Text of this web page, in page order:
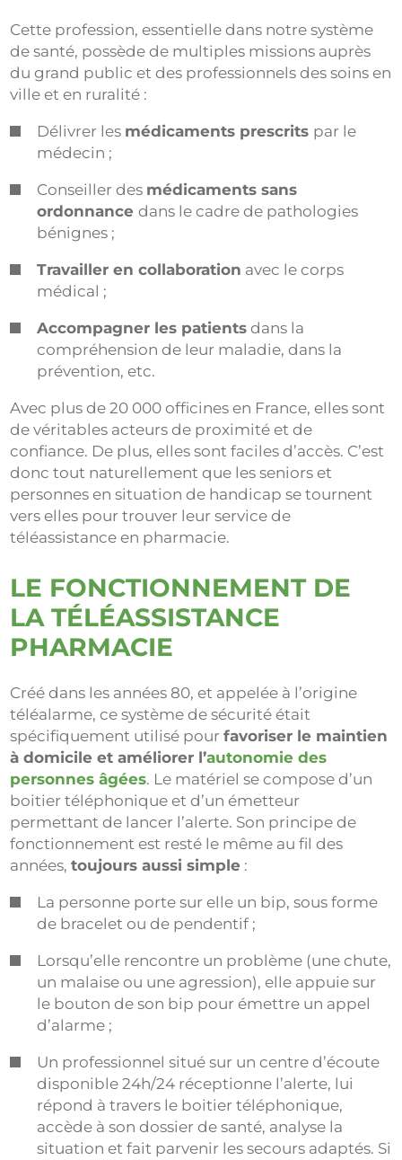
Cette profession, essentielle dans notre système
de santé, possède de multiples missions auprès
du grand public et des professionnels des soins en
ville et en ruralité :
Délivrer les médicaments prescrits par le
médecin ;
Conseiller des médicaments sans
ordonnancedans le cadre de pathologies
bénignes ;
Travailler en collaboration avec le corps
médical ;
Accompagner les patients dans la
compréhension de leur maladie, dans la
prévention, etc.
Avec plus de 20 000 officines en France, elles sont
de véritables acteurs de proximité et de
confiance. De plus, elles sont faciles d’accès. C’est
donc tout naturellement que les seniors et
personnes en situation de handicap se tournent
vers elles pour trouver leur service de
téléassistance en pharmacie.
LE FONCTIONNEMENT DE
LA TÉLÉASSISTANCE
PHARMACIE
Créé dans les années 80, et appelée à l’origine
téléalarme, ce système de sécurité était
spécifiquement utilisé pourfavoriser le maintien
à domicile et améliorer l’autonomie des
personnes âgées. Le matériel se compose d’un
boitier téléphonique et d’un émetteur
permettant de lancer l’alerte. Son principe de
fonctionnement est resté le même au fil des
années,toujours aussi simple :
La personne porte sur elle un bip, sous forme
de bracelet ou de pendentif ;
Lorsqu’elle rencontre un problème (une chute,
un malaise ou une agression), elle appuie sur
le bouton de son bip pour émettre un appel
d’alarme ;
Un professionnel situé sur un centre d’écoute
disponible 24h/24 réceptionne l’alerte, lui
répond à travers le boitier téléphonique,
accède à son dossier de santé, analyse la
situation et fait parvenir les secours adaptés. Si